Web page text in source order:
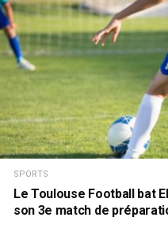
SPORTS
Le Toulouse Football bat
son 3e match de